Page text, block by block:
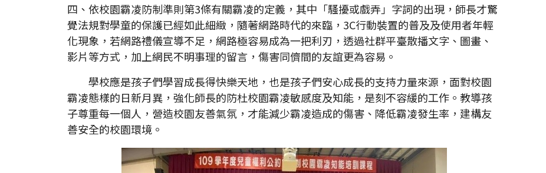
四、依校園霸凌防制準則第3條有關霸凌的定義，其中「騷擾或戲弄」字詞的出現，師長才驚
覺法規對學童的保護已經如此細緻，隨著網路時代的來臨，3C行動裝置的普及及使用者年輕
化現象，若網路禮儀宣導不足，網路極容易成為一把利刃，透過社群平臺散播文字、圖畫、
影片等方式，加上網民不明事理的留言，傷害同儕間的友誼更為容易。
學校應是孩子們學習成長得快樂天地，也是孩子們安心成長的支持力量來源，面對校園
霸凌態樣的日新月異，強化師長的防杜校園霸凌敏感度及知能，是刻不容緩的工作。教導孩
子尊重每一個人，營造校園友善氣氛，才能減少霸凌造成的傷害、降低霸凌發生率，建構友
善安全的校園環境。